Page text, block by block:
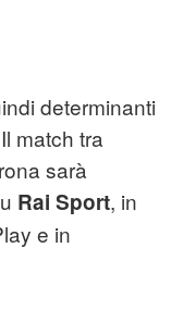
determinanti
match tra
sarà
Rai Sport, in
e in